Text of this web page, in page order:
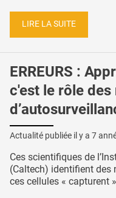
LIRE LA SUITE
ERREURS :
c'est le rôle des
Actualité publiée il y a 7
Ces scientifiques de
(Caltech) identifient des
ces cellules « capturent